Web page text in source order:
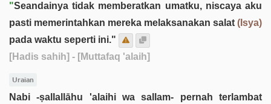
"Seandainya tidak memberatkan umatku, niscaya aku
pasti memerintahkan mereka melaksanakan salat (Isya)
pada waktu seperti ini."
[Hadis sahih] - [Muttafaq 'alaih]
Uraian
Nabi -ṣallallāhu 'alaihi wa sallam- pernah terlambat